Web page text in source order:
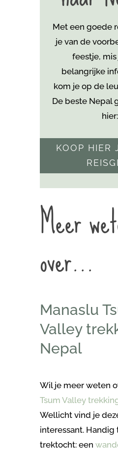
Met een goede
je van de
feestje,
belangrijke
kom jeop de
De beste Nepal
hier:
KOOP HIER
Meer
over…
Manaslu
Valley
Nepal
Wil je meer weten
Tsum Valley
Wellicht vind je
interessant. Handig
trektocht: een